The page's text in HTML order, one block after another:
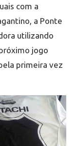
com a
a Ponte
utilizando
jogo
primeira vez